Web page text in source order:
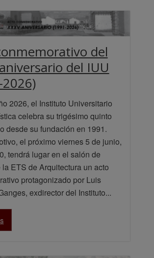
del
del IUU
2026, el Instituto Universitario
celebra su trigésimo quinto
desde su fundación en 1991.
el próximo viernes 5 de junio,
tendrá lugar en el salón de
ETS de Arquitectura un acto
protagonizado por Luis
exdirector del Instituto...